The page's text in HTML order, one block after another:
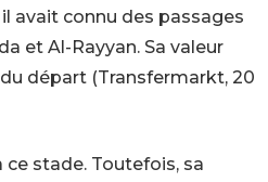
avait connu des passages
et Al-Rayyan. Sa valeur
départ (Transfermarkt, 20
ce stade. Toutefois, sa